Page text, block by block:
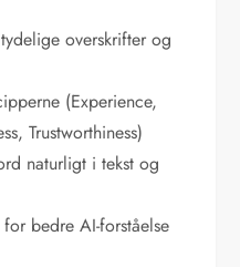
overskrifter og
(Experience,
Trustworthiness)
naturligt i tekst og
bedre AI-forståelse